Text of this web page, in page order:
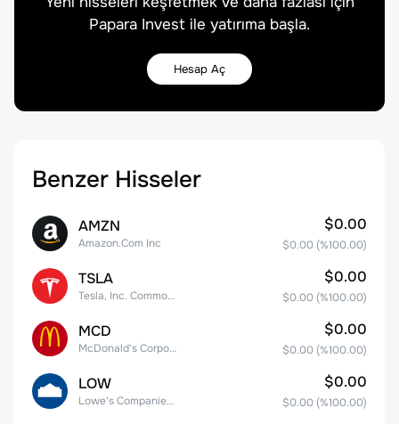
Papara Invest ile yatırıma başla.
Hesap Aç
Benzer Hisseler
AMZN
Amazon.Com Inc
$0.00
$0.00 (%100.00)
TSLA
Tesla, Inc. Common Stock
$0.00
$0.00 (%100.00)
MCD
McDonald's Corporation
$0.00
$0.00 (%100.00)
LOW
Lowe's Companies Inc.
$0.00
$0.00 (%100.00)